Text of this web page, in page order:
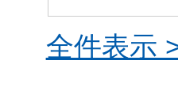
全件表示